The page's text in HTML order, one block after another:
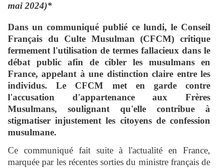
mai 2024)*
Dans un communiqué publié ce lundi, le Conseil
Français du Culte Musulman (CFCM) critique
fermement l'utilisation de termes fallacieux dans le
débat public afin de cibler les musulmans en
France, appelant à une distinction claire entre les
individus. Le CFCM met en garde contre
l'accusation d'appartenance aux Frères
Musulmans, soulignant qu'elle contribue à
stigmatiser injustement les citoyens de confession
musulmane.
Ce communiqué fait suite à l'actualité en France,
marquée par les récentes sorties du ministre français de